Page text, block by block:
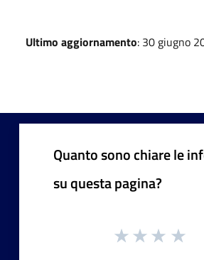
Ultimo aggiornamento: 30 giugno
Quanto sono chiare le
su questa pagina?